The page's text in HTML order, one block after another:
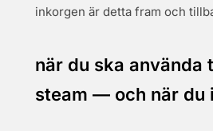
inkorgen är detta fram och
när du ska använda
steam — och när du